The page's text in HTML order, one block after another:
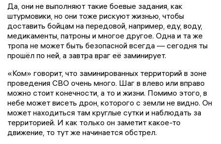
Да, они не выполняют такие боевые задания, как
штурмовики, но они тоже рискуют жизнью, чтобы
доставить бойцам на передовой, например, еду, воду,
медикаменты, патроны и многое другое. Одна и та же
тропа не может быть безопасной всегда — сегодня ты
прошёл по ней, а завтра враг её заминирует.
«Ком» говорит, что заминированных территорий в зоне
проведения СВО очень много. Шаг в влево или вправо
можно стоит конечности, а то и жизни. Помимо этого, в
небе может висеть дрон, которого с земли не видно. Он
может находиться там круглые сутки и наблюдать за
территорией. И как только он заметит какое-то
движение, то тут же начинается обстрел.